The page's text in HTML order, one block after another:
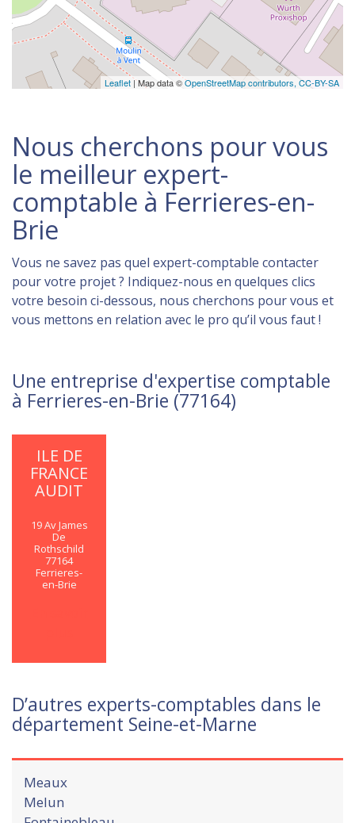
Leaflet| Map data ©OpenStreetMap contributors, CC-BY-SA
Nous cherchons pour vous
le meilleur expert-
comptable à Ferrieres-en-
Brie
Vous ne savez pas quel expert-comptable contacter
pour votre projet ? Indiquez-nous en quelques clics
votre besoin ci-dessous, nous cherchons pour vous et
vous mettons en relation avec le pro qu’il vous faut !
Une entreprise d'expertise comptable
à Ferrieres-en-Brie (77164)
ILE DE
FRANCE
AUDIT
19 Av James
De
Rothschild
77164
Ferrieres-
en-Brie
D’autres experts-comptables dans le
département Seine-et-Marne
Meaux
Melun